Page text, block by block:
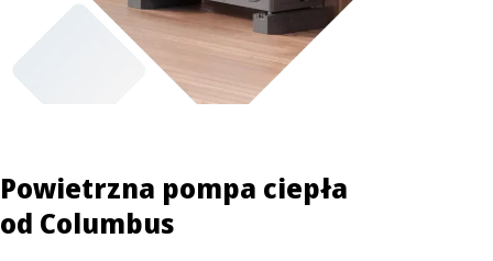
Powietrzna pompa ciepła
od Columbus